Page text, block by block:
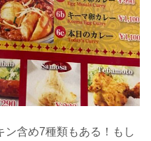
ン含め7種類もある！もし